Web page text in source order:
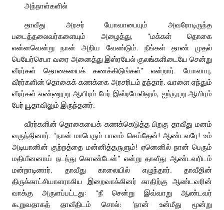
அந்நாள்களில்
தாவீது அரசர் யோவாபையும் அவரோடிருந்த
படைத்தலைவர்களையும் அழைத்து, “மக்கள் தொகை
என்னவென்று நான் அறிய வேண்டும். நீங்கள் தாண் முதல்
பெயேர்செபா வரை அனைத்து இஸ்ரயேல் குலங்களிடையே சென்று
வீரர்கள் தொகையைக் கணக்கிடுங்கள்” என்றார். யோவாபு,
வீரர்களின் தொகைக் கணக்கை அரசரிடம் தந்தார். வாளை ஏந்தும்
வீரர்கள் எண்ணூறு ஆயிரம் பேர் இஸ்ரயேலிலும், ஐந்நூறு ஆயிரம்
பேர் யூதாவிலும் இருந்தனர்.
வீரர்களின் தொகையைக் கணக்கெடுத்த பிறகு தாவீது மனம்
வருந்தினார். “நான் மாபெரும் பாவம் செய்தேன்! ஆண்டவரே! உம்
அடியானின் குற்றத்தை மன்னித்தருளும்! ஏனெனில் நான் பெரும்
மதியீனனாய் நடந்து கொண்டேன்” என்று தாவீது ஆண்டவரிடம்
மன்றாடினார். தாவீது காலையில் எழுந்தார். தாவீதின்
திருக்காட்சியாளராகிய இறைவாக்கினர் காதிற்கு ஆண்டவரின்
வாக்கு அருளப்பட்டது: “நீ சென்று இவ்வாறு ஆண்டவர்
கூறுவதாகத் தாவீதிடம் சொல்: ‘நான் உன்மீது மூன்று